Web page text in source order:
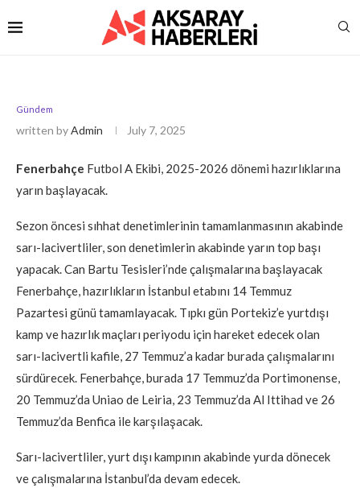
Gündem
written byAdmin July 7, 2025
Fenerbahçe Futbol A Ekibi, 2025-2026 dönemi hazırlıklarına
yarın başlayacak.
Sezon öncesi sıhhat denetimlerinin tamamlanmasının akabinde
sarı-lacivertliler, son denetimlerin akabinde yarın top başı
yapacak. Can Bartu Tesisleri’nde çalışmalarına başlayacak
Fenerbahçe, hazırlıkların İstanbul etabını 14 Temmuz
Pazartesi günü tamamlayacak. Tıpkı gün Portekiz’e yurtdışı
kamp ve hazırlık maçları periyodu için hareket edecek olan
sarı-lacivertli kafile, 27 Temmuz’a kadar burada çalışmalarını
sürdürecek. Fenerbahçe, burada 17 Temmuz’da Portimonense,
20 Temmuz’da Uniao de Leiria, 23 Temmuz’da Al Ittihad ve 26
Temmuz’da Benfica ile karşılaşacak.
Sarı-lacivertliler, yurt dışı kampının akabinde yurda dönecek
ve çalışmalarına İstanbul’da devam edecek.